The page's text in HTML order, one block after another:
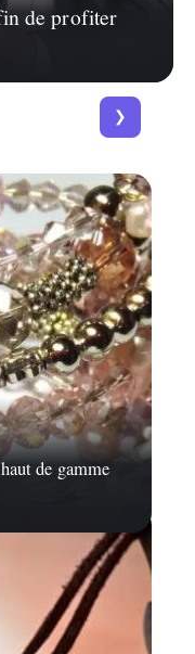
de profiter
de gamme